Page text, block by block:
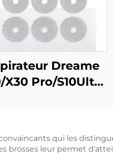
Dreame
X30 Pro/S10Ultra
tissu, brosse à
qui les
brosses leur permet